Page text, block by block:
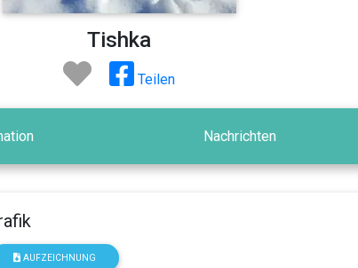
Tishka
Teilen
Nachrichten
AUFZEICHNUNG